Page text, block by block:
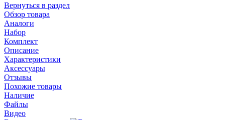
Вернуться в раздел
Обзор товара
Аналоги
Набор
Комплект
Описание
Характеристики
Аксессуары
Отзывы
Похожие товары
Наличие
Файлы
Видео